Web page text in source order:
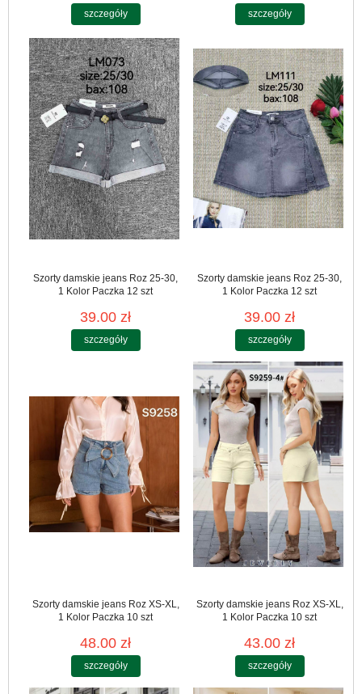
szczegóły szczegóły
Szorty damskie jeans Roz 25-30,
1 Kolor Paczka 12 szt
39.00 zł
szczegóły
Szorty damskie jeans Roz 25-30,
1 Kolor Paczka 12 szt
39.00 zł
szczegóły
Szorty damskie jeans Roz XS-XL,
1 Kolor Paczka 10 szt
48.00 zł
szczegóły
Szorty damskie jeans Roz XS-XL,
1 Kolor Paczka 10 szt
43.00 zł
szczegóły